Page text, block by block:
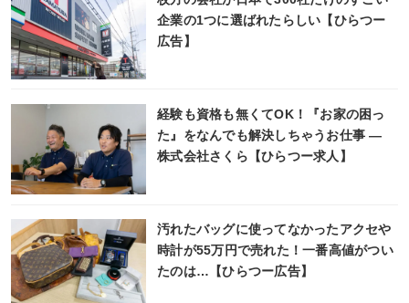
企業の1つに選ばれたらしい【ひらつー
広告】
経験も資格も無くてOK！『お家の困っ
た』をなんでも解決しちゃうお仕事 ―
株式会社さくら【ひらつー求人】
汚れたバッグに使ってなかったアクセや
時計が55万円で売れた！一番高値がつい
たのは…【ひらつー広告】